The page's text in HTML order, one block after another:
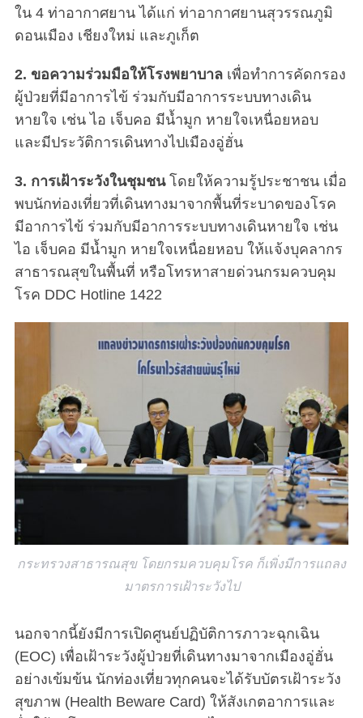
ใน 4 ท่าอากาศยาน ได้แก่ ท่าอากาศยานสุวรรณภูมิ
ดอนเมือง เชียงใหม่ และภูเก็ต
2. ขอความร่วมมือให้โรงพยาบาลเพื่อทำการคัดกรอง
ผู้ป่วยที่มีอาการไข้ ร่วมกับมีอาการระบบทางเดิน
หายใจ เช่น ไอ เจ็บคอ มีน้ำมูก หายใจเหนื่อยหอบ
และมีประวัติการเดินทางไปเมืองอู่ฮั่น
3. การเฝ้าระวังในชุมชนโดยให้ความรู้ประชาชน เมื่อ
พบนักท่องเที่ยวที่เดินทางมาจากพื้นที่ระบาดของโรค
มีอาการไข้ ร่วมกับมีอาการระบบทางเดินหายใจ เช่น
ไอ เจ็บคอ มีน้ำมูก หายใจเหนื่อยหอบ ให้แจ้งบุคลากร
สาธารณสุขในพื้นที่ หรือโทรหาสายด่วนกรมควบคุม
โรค DDC Hotline 1422
กระทรวงสาธารณสุข โดยกรมควบคุมโรค ก็เพิ่งมีการแถลง
มาตรการเฝ้าระวังไป
นอกจากนี้ยังมีการเปิดศูนย์ปฏิบัติการภาวะฉุกเฉิน
(EOC) เพื่อเฝ้าระวังผู้ป่วยที่เดินทางมาจากเมืองอู่ฮั่น
อย่างเข้มข้น นักท่องเที่ยวทุกคนจะได้รับบัตรเฝ้าระวัง
สุขภาพ (Health Beware Card) ให้สังเกตอาการและ
S
h
: